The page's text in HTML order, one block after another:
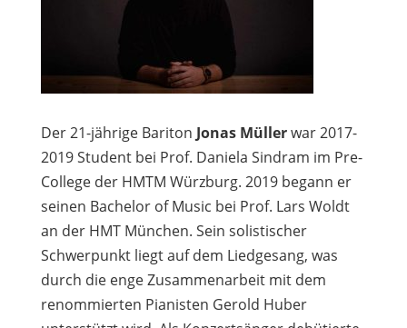
Der 21-jährige Bariton Jonas Müllerwar 2017-
2019 Student bei Prof. Daniela Sindram im Pre-
College der HMTM Würzburg. 2019 begann er
seinen Bachelor of Music bei Prof. Lars Woldt
an der HMT München. Sein solistischer
Schwerpunkt liegt auf dem Liedgesang, was
durch die enge Zusammenarbeit mit dem
renommierten Pianisten Gerold Huber